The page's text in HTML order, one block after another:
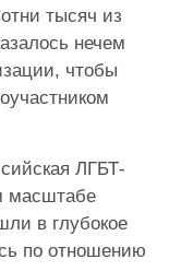
тысяч из
нечем
чтобы
ЛГБТ-
масштабе
в глубокое
по отношению